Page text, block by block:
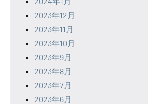
2023年12月
2023年11月
2023年10月
2023年9月
2023年8月
2023年7月
2023年6月